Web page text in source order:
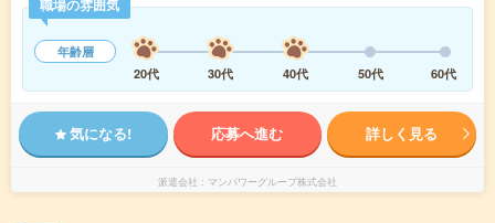
職場の雰囲気
年齢層
20代
30代 40代 50代 60代
気になる! 応募へ進む 詳しく見る
派遣会社 マンパワーグループ株式会社